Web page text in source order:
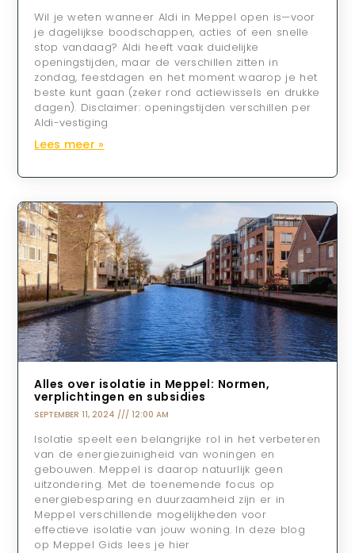
Wil je weten wanneer Aldi in Meppel open is—voor
je dagelijkse boodschappen, acties of een snelle
stop vandaag? Aldi heeft vaak duidelijke
openingstijden, maar de verschillen zitten in
zondag, feestdagen en het moment waarop je het
beste kunt gaan (zeker rond actiewissels en drukke
dagen). Disclaimer: openingstijden verschillen per
Aldi-vestiging
Lees meer »
Alles over isolatie in Meppel: Normen,
verplichtingen en subsidies
SEPTEMBER 11, 2024 12:00 AM
Isolatie speelt een belangrijke rol in het verbeteren
van de energiezuinigheid van woningen en
gebouwen. Meppel is daarop natuurlijk geen
uitzondering. Met de toenemende focus op
energiebesparing en duurzaamheid zijn er in
Meppel verschillende mogelijkheden voor
effectieve isolatie van jouw woning. In deze blog
op Meppel Gids lees je hier